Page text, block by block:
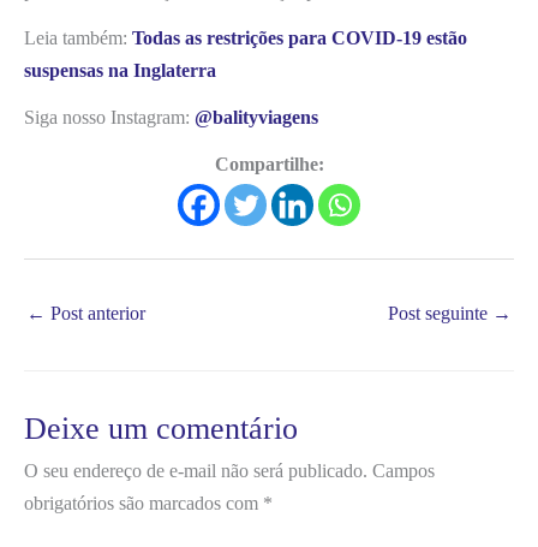
Leia também: Todas as restrições para COVID-19 estão
suspensas na Inglaterra
Siga nosso Instagram: @balityviagens
Compartilhe:
← Post anterior Post seguinte →
Deixe um comentário
O seu endereço de e-mail não será publicado. Campos
obrigatórios são marcados com *